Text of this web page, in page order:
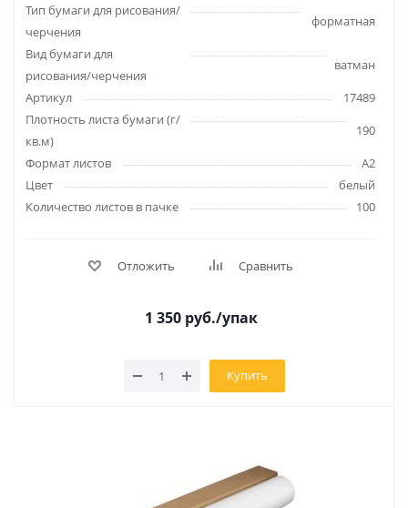
Тип бумаги для рисования/
черчения
форматная
Вид бумаги для
рисования/черчения
ватман
Артикул
17489
Плотность листа бумаги (г/
кв.м)
190
Формат листов
А2
Цвет
белый
Количество листов в пачке
100
Отложить Сравнить
1 350руб./упак
Купить